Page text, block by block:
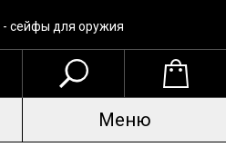
- сейфы для оружия
Меню